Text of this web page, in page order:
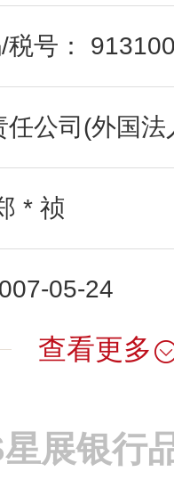
税号：
公司(外国法
* 祯
05-24
查看更多
展银行